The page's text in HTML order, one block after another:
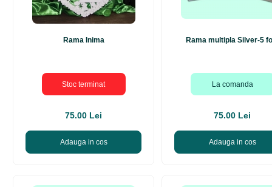
Rama Inima
Stoc terminat
75.00 Lei
Adauga in cos
Rama multipla Silver-5
La comanda
75.00 Lei
Adauga in cos